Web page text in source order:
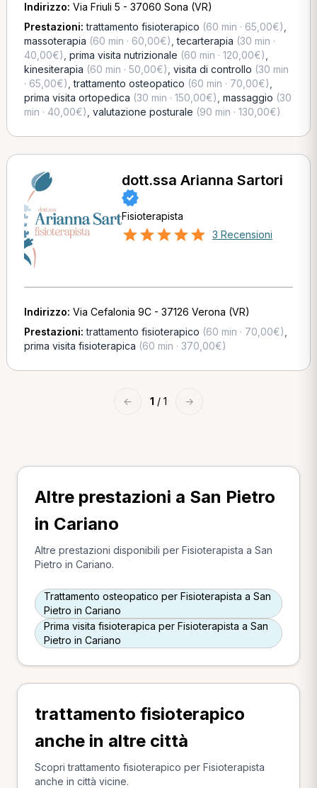
Indirizzo: Via Friuli 5 - 37060 Sona (VR)
Prestazioni:trattamento fisioterapico (60 min · 65,00€)
massoterapia (60 min · 60,00€) ,tecarterapia (30 min ·
40,00€) prima visita nutrizionale (60 min · 120,00€)
kinesiterapia (60 min · 50,00€) visita di controllo (30 min
· 65,00€) ,trattamento osteopatico (60 min · 70,00€)
prima visita ortopedica (30 min · 150,00€) massaggio (30
min · 40,00€) valutazione posturale (90 min · 130,00€)
dott.ssa Arianna Sartori
Fisioterapista
3 Recensioni
Indirizzo: Via Cefalonia 9C - 37126 Verona (VR)
Prestazioni:trattamento fisioterapico (60 min · 70,00€)
prima visita fisioterapica (60 min · 370,00€)
← 1 / 1 →
Altre prestazioni a San Pietro
in Cariano
Altre prestazioni disponibili per Fisioterapista a San
Pietro in Cariano.
Trattamento osteopatico per Fisioterapista a San
Pietro in Cariano
Prima visita fisioterapica per Fisioterapista a San
Pietro in Cariano
trattamento fisioterapico
anche in altre città
Scopri trattamento fisioterapico per Fisioterapista
anche in città vicine.